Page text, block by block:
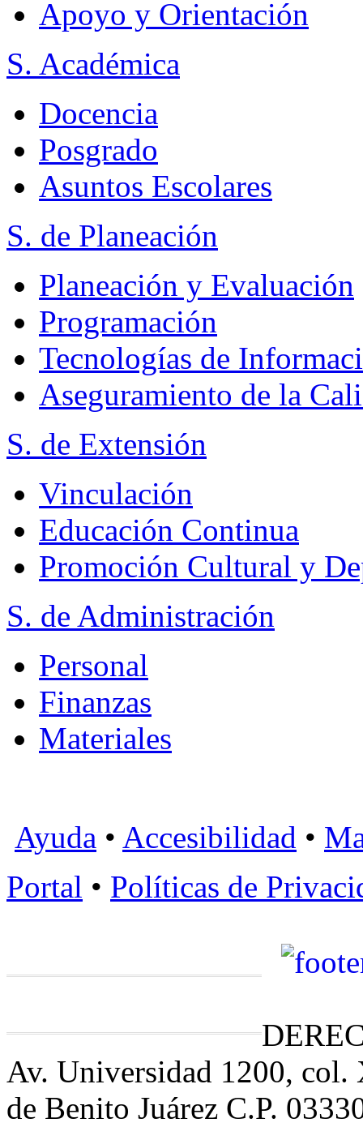
Apoyo y Orientación
S. Académica
Docencia
Posgrado
Asuntos Escolares
S. de Planeación
Planeación y Evaluación
Programación
Tecnologías de
Aseguramiento de la
S. de Extensión
Vinculación
Educación Continua
Promoción Cultural y
S. de Administración
Personal
Finanzas
Materiales
Ayuda • Accesibilidad •
Portal • Políticas de
Av. Universidad 1200,
de Benito Juárez C.P.